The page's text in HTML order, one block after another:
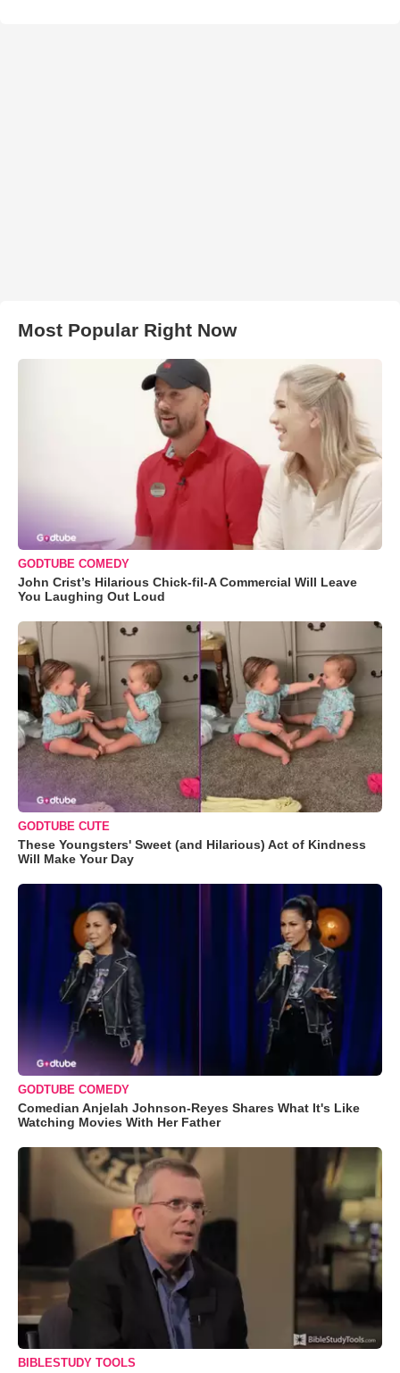
Most Popular Right Now
GODTUBE COMEDY
John Crist’s Hilarious Chick-fil-A Commercial Will Leave
You Laughing Out Loud
GODTUBE CUTE
These Youngsters' Sweet (and Hilarious) Act of Kindness
Will Make Your Day
GODTUBE COMEDY
Comedian Anjelah Johnson-Reyes Shares What It's Like
Watching Movies With Her Father
BIBLESTUDY TOOLS